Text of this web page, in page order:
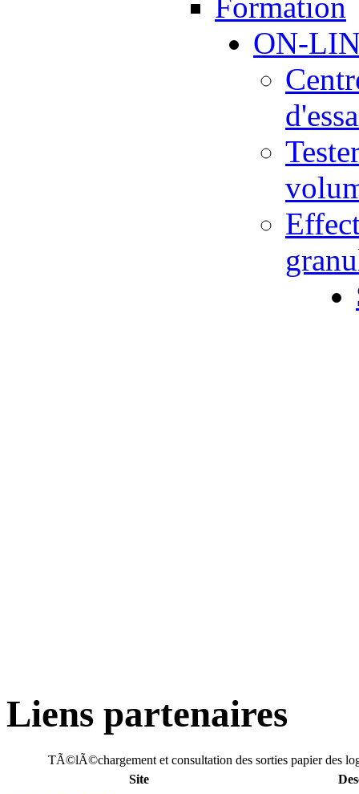
ON-
Liens partenaires
TÃ©lÃ©chargement et consultation des sorties papier des
Site